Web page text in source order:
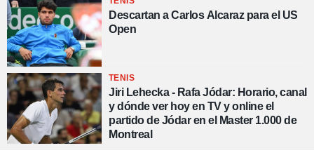
Descartan a Carlos Alcaraz para el US
Open
TENIS
Jiri Lehecka - Rafa Jódar: Horario, canal
y dónde ver hoy en TV y online el
partido de Jódar en el Master 1.000 de
Montreal